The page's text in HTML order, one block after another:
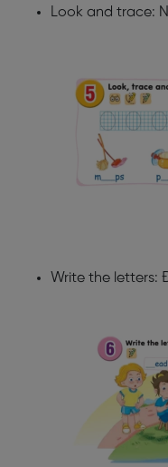
Look and trace:
Write the letters: